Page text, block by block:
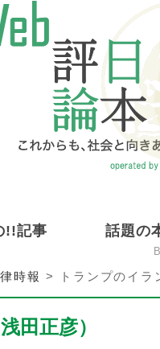
!!記事 話題の
時報 > トランプのイラ
田正彦）